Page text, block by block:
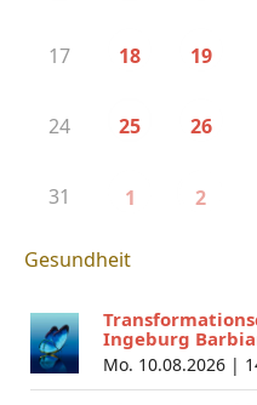
17 18 19
24 25 26
31 1 2
Gesundheit
Ingeburg
Mo. 10.08.2026 |